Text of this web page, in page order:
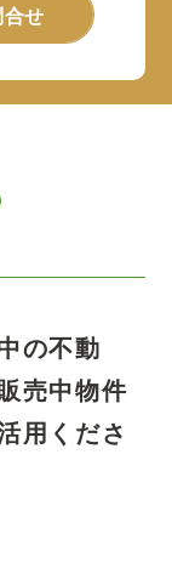
せ
の不動
売中物件
用くださ